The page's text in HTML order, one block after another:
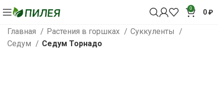
0 0₽
Главная Растения в горшках
Суккуленты
Седум
Седум Торнадо